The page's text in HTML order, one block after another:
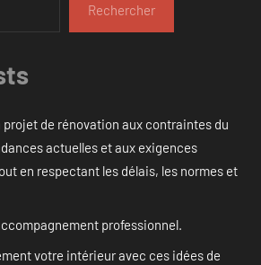
Rechercher
projet de rénovation aux contraintes du
actuelles et aux exigences
en respectant les délais, les normes et
professionnel.
votre intérieur avec ces idées de